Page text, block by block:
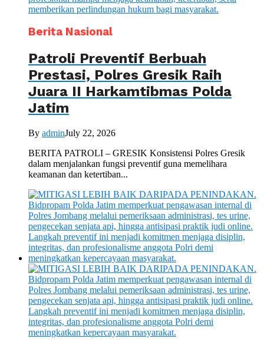
Berita Nasional
Patroli Preventif Berbuah
Prestasi, Polres Gresik Raih
Juara II Harkamtibmas Polda
Jatim
By adminJuly 22, 2026
BERITA PATROLI – GRESIK Konsistensi Polres Gresik
dalam menjalankan fungsi preventif guna memelihara
keamanan dan ketertiban...